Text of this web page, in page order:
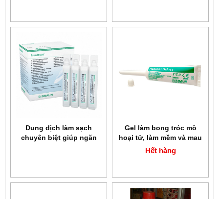
Dung dịch làm sạch
chuyên biệt giúp ngăn
Gel làm bong tróc mô
hoại tử, làm mềm và mau
lành vết thương Askina
Gel 15 gr
Hết hàng